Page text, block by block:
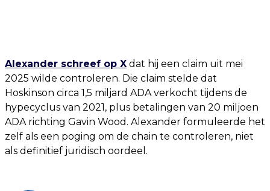
Alexander schreef op X dat hij een claim uit mei
2025 wilde controleren. Die claim stelde dat
Hoskinson circa 1,5 miljard ADA verkocht tijdens de
hypecyclus van 2021, plus betalingen van 20 miljoen
ADA richting Gavin Wood. Alexander formuleerde het
zelf als een poging om de chain te controleren, niet
als definitief juridisch oordeel.